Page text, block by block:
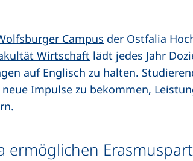
Campus der Ostfalia
Wirtschaft lädt jedes Jahr
auf Englisch zu halten.
Impulse zu bekommen,
ermöglichen